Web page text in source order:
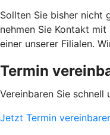
Sollten Sie bisher nicht
nehmen Sie Kontakt
einer unserer Filialen.
Termin
Vereinbaren Sie schnell
Jetzt Termin